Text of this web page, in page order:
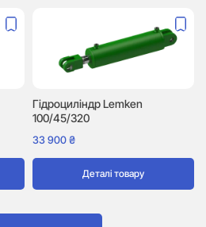
Гідроциліндр Lemken
100/45/320
33 900₴
Деталі товару